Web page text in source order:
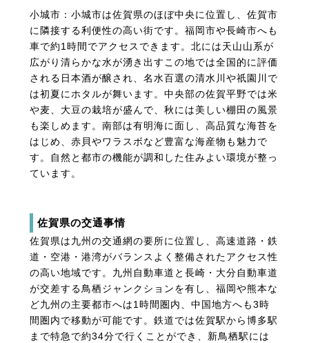
小城市：小城市は佐賀県のほぼ中央に位置し、佐賀市
に隣接する利便性の高い街です。福岡市や長崎市へも
車で約1時間でアクセスできます。北には天山山系が
広がり清らかな水が湧き出すこの地では全国的に評価
される日本酒が醸され、名水百選の清水川や祇園川で
は初夏にホタルが舞います。中央部の佐賀平野では米
や麦、大豆の栽培が盛んで、秋には美しい棚田の風景
も楽しめます。南部は有明海に面し、高品質な海苔を
はじめ、赤貝やワラスボなど豊富な海産物も魅力で
す。自然と都市の機能が調和した住みよい環境が整っ
ています。
佐賀県の交通事情
佐賀県は九州の交通網の要所に位置し、高速道路・鉄
道・空港・港湾がバランスよく整備されたアクセス性
の高い地域です。九州自動車道と長崎・大分自動車道
が交差する鳥栖ジャンクションを有し、福岡や熊本な
ど九州の主要都市へは1時間圏内、中国地方へも3時
間圏内で移動が可能です。鉄道では佐賀駅から博多駅
まで特急で約34分で行くことができ、新鳥栖駅には